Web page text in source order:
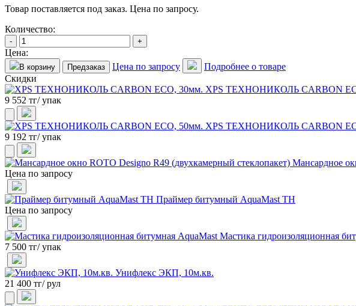
Товар поставляется под заказ. Цена по запросу.
Количество:
- +
Цена:
В корзину Предзаказ Цена по запросу
Подробнее о товаре
Скидки
XPS ТЕХНОНИКОЛЬ CARBON
9 552 тг/ упак
XPS ТЕХНОНИКОЛЬ CARBON
9 192 тг/ упак
Мансардное
Цена по запросу
Праймер битумный AquaMast ТН
Цена по запросу
Мастика гидроизоляционная
7 500 тг/ упак
Унифлекс ЭКП, 10м.кв.
21 400 тг/ рул